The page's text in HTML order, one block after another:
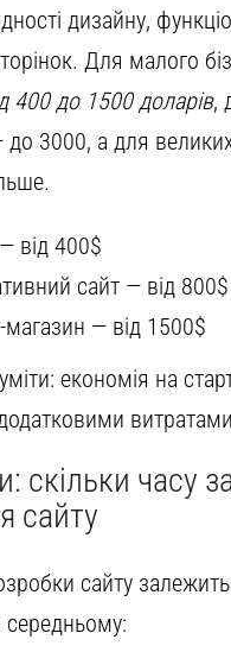
дизайну,
Для малого
400 до 1500 доларів,
до 3000, а для
від 400$
сайт — від 800$
магазин — від 1500$
економія на
скільки часу
сайту
сайту
середньому: